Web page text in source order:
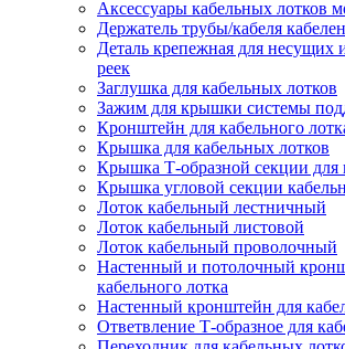
Аксессуары кабельных лотков
Держатель трубы/кабеля
Деталь крепежная для
реек
Заглушка для кабельных лотков
Зажим для крышки системы
Кронштейн для кабельного
Крышка для кабельных лотков
Крышка Т-образной секции для
Крышка угловой секции
Лоток кабельный лестничный
Лоток кабельный листовой
Лоток кабельный проволочный
Настенный и потолочный
кабельного лотка
Настенный кронштейн для
Ответвление Т-образное для